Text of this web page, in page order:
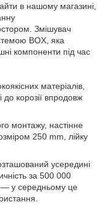
в нашому магазині,
Змішувач
BOX, яка
компоненти під час
матеріалів,
до корозії впродовж
монтажу, настінне
250 mm, лійку
усередині
за 500 000
— у середньому це